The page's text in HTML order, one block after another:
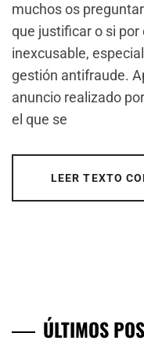
muchos os
que justificar o si
inexcusable,
gestión antifraude.
anuncio realizado
el que se
LEER TEXTO
ÚLTIMOS